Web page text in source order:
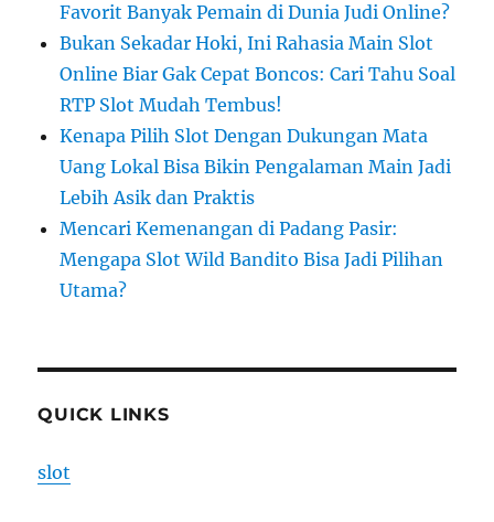
Favorit Banyak Pemain di Dunia Judi Online?
Bukan Sekadar Hoki, Ini Rahasia Main Slot
Online Biar Gak Cepat Boncos: Cari Tahu Soal
RTP Slot Mudah Tembus!
Kenapa Pilih Slot Dengan Dukungan Mata
Uang Lokal Bisa Bikin Pengalaman Main Jadi
Lebih Asik dan Praktis
Mencari Kemenangan di Padang Pasir:
Mengapa Slot Wild Bandito Bisa Jadi Pilihan
Utama?
QUICK LINKS
slot